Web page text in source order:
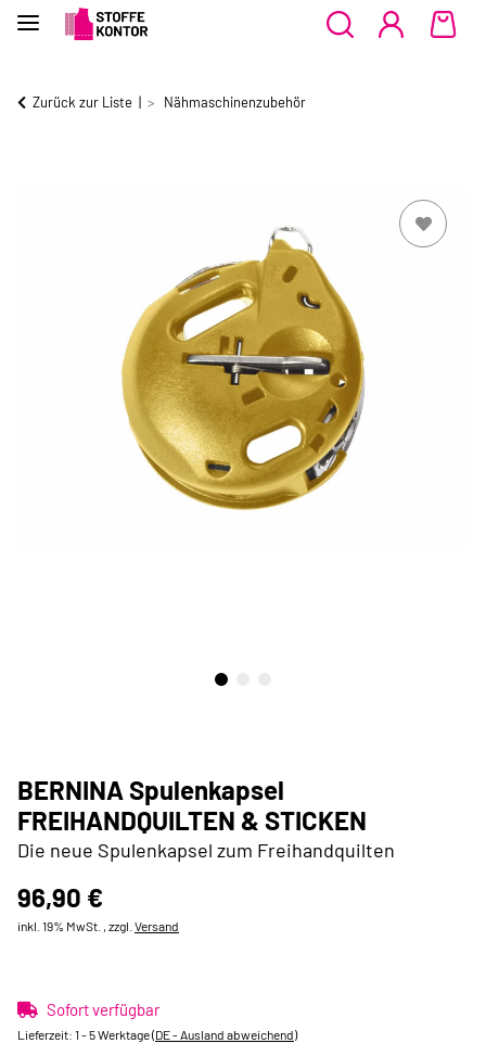
Zurück zur Liste Nähmaschinenzubehör
BERNINA Spulenkapsel
FREIHANDQUILTEN & STICKEN
Die neue Spulenkapsel zum Freihandquilten
96,90 €
inkl. 19% MwSt. , zzgl. Versand
Sofort verfügbar
Lieferzeit: 1 - 5 Werktage(DE - Ausland abweichend)